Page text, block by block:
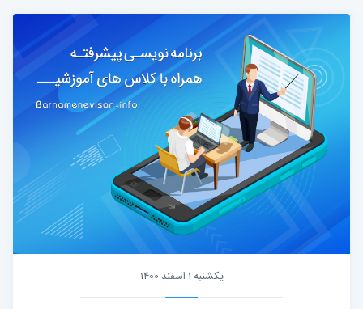
یکشنبه 1 اسفند 1400